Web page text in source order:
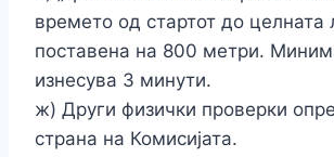
времето од стартот до целната
поставена на 800 метри.
изнесува 3 минути.
ж) Други физички проверки
страна на Комисијата.